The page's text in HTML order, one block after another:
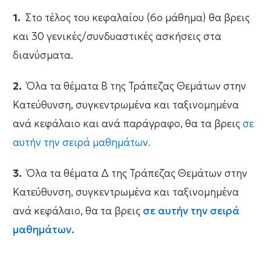
1. Στο τέλος του κεφαλαίου (6ο μάθημα) θα βρεις
και 30 γενικές/συνδυαστικές ασκήσεις στα
διανύσματα.
2. Όλα τα θέματα Β της Τράπεζας Θεμάτων στην
Κατεύθυνση, συγκεντρωμένα και ταξινομημένα
ανά κεφάλαιο και ανά παράγραφο, θα τα βρειςσε
αυτήν την σειρά μαθημάτων.
3. Όλα τα θέματα Δ της Τράπεζας Θεμάτων στην
Κατεύθυνση, συγκεντρωμένα και ταξινομημένα
ανά κεφάλαιο, θα τα βρεις σε αυτήν την σειρά
μαθημάτων.